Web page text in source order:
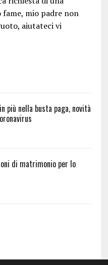
fame, mio padre non
aiutateci vi
più nella busta paga, novità
di matrimonio per lo